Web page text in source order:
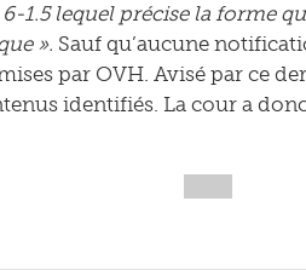
1.5 lequel précise la forme
». Sauf qu’aucune
par OVH. Avisé par ce
identifiés. La cour a